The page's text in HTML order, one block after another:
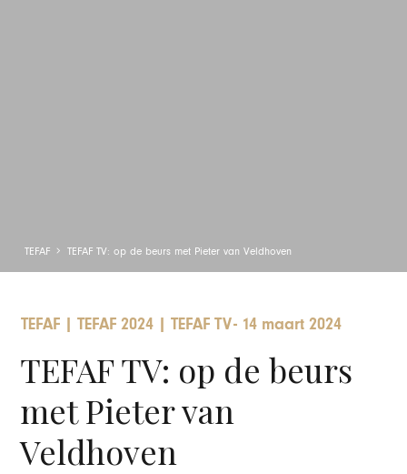
TEFAF TEFAF TV: op de beurs met Pieter van Veldhoven
TEFAF TEFAF 2024 TEFAF TV- 14 maart 2024
TEFAF TV: op de beurs
met Pieter van
Veldhoven